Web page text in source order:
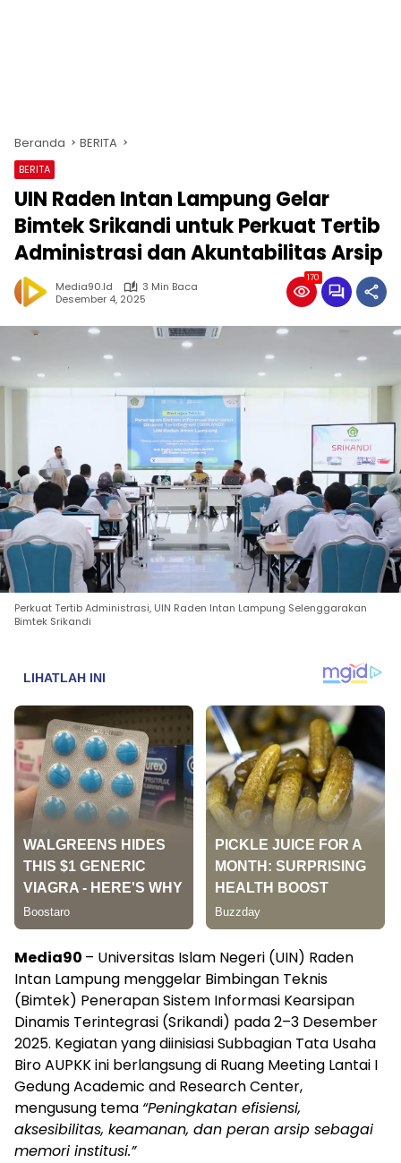
Beranda BERITA
BERITA
UIN Raden Intan Lampung Gelar
Bimtek Srikandi untuk Perkuat Tertib
Administrasi dan Akuntabilitas Arsip
Media90.id
3 Min Baca
Desember 4, 2025
170
Perkuat Tertib Administrasi, UIN Raden Intan Lampung Selenggarakan
Bimtek Srikandi
Media90 – Universitas Islam Negeri (UIN) Raden
Intan Lampung menggelar Bimbingan Teknis
(Bimtek) Penerapan Sistem Informasi Kearsipan
Dinamis Terintegrasi (Srikandi) pada 2–3 Desember
2025. Kegiatan yang diinisiasi Subbagian Tata Usaha
Biro AUPKK ini berlangsung di Ruang Meeting Lantai I
Gedung Academic and Research Center,
mengusung tema “Peningkatan efisiensi,
aksesibilitas, keamanan, dan peran arsip sebagai
memori institusi.”